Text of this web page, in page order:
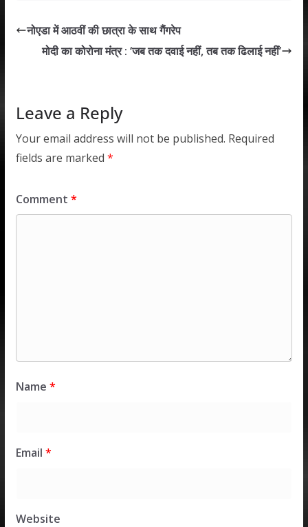
s
A
b
o
er e
dI
l
नोएडा में आठवीं की छात्रा के साथ गैंगरेप
मोदी का कोरोना मंत्र : ‘जब तक दवाई नहीं, तब तक ढिलाई नहीं’
Leave a Reply
Your email address will not be published. Required
fields are marked *
Comment *
Name *
Email *
Website